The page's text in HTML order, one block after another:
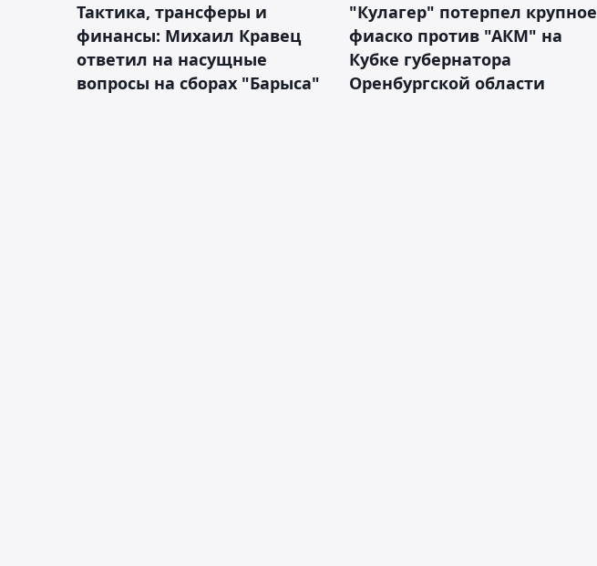
Тактика, трансферы и
финансы: Михаил Кравец
ответил на насущные
вопросы на сборах "Барыса"
"Кулагер" потерпел крупное
фиаско против "АКМ" на
Кубке губернатора
Оренбургской области